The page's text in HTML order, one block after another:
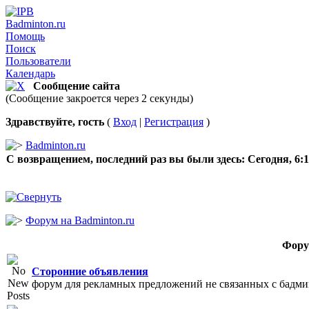
Badminton.ru
Помощь
Поиск
Пользователи
Календарь
Сообщение сайта
(Сообщение закроется через 2 секунды)
Здравствуйте, гость ( Вход | Регистрация )
Badminton.ru
С возвращением, последний раз вы были здесь: Сегодня,
Форум на Badminton.ru
Сторонние объявления
форум для рекламных предложений не связанных с